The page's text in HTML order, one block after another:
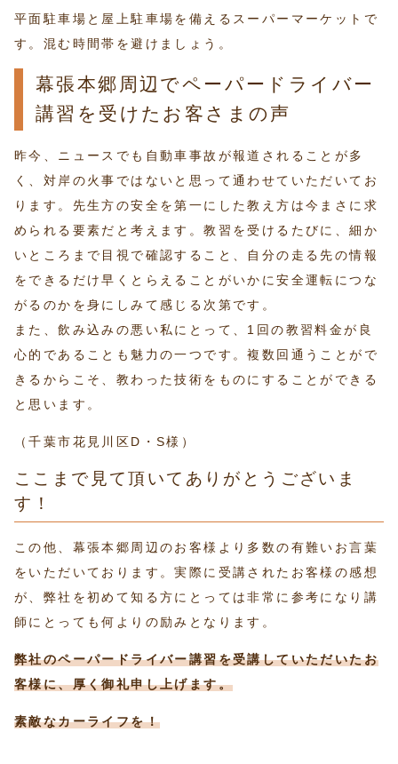
平面駐車場と屋上駐車場を備えるスーパーマーケットで
す。混む時間帯を避けましょう。
幕張本郷周辺でペーパードライバー
講習を受けたお客さまの声
昨今、ニュースでも自動車事故が報道されることが多
く、対岸の火事ではないと思って通わせていただいてお
ります。先生方の安全を第一にした教え方は今まさに求
められる要素だと考えます。教習を受けるたびに、細か
いところまで目視で確認すること、自分の走る先の情報
をできるだけ早くとらえることがいかに安全運転につな
がるのかを身にしみて感じる次第です。
また、飲み込みの悪い私にとって、1回の教習料金が良
心的であることも魅力の一つです。複数回通うことがで
きるからこそ、教わった技術をものにすることができる
と思います。
（千葉市花見川区D・S様）
ここまで見て頂いてありがとうございま
す！
この他、幕張本郷周辺のお客様より多数の有難いお言葉
をいただいております。実際に受講されたお客様の感想
が、弊社を初めて知る方にとっては非常に参考になり講
師にとっても何よりの励みとなります。
弊社のペーパードライバー講習を受講していただいたお
客様に、厚く御礼申し上げます。
素敵なカーライフを！